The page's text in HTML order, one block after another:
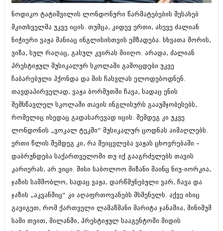
ავტორჩევები
ბელადები
ბიზნესსიახლეები
გვარები
თემიდას სასწორი
იუმორი
ჰოროსკოპი და შეუცნობელი
კრიმინალი
რომანი და დეტექტივი
სახალისო ამბები
შოუბიზნესი
გვარები
თემიდას სასწორი
იუმორი
კალეიდოსკოპი
ჰოროსკოპი და შეუცნობელი
კრიმინალი
რომანი და დეტექტივი
სახალისო ამბები
შოუბიზნესი
დაიჯესტი
ქალი და მამაკაცი
ნოდიკო ტატიშვილის ლონდონური წარმატებების შესახებ
მკითხველმა უკვე იცის. თუმცა, კიდევ ერთი, ასევე ძალიან
ნიჭიერი ვაჟა მანიაც ინგლისისთვის ემზადება. სხვათა შორის,
ვიზა, სულ რაღაც, გასულ კვირას მიიღო. არადა, ძალიან
პრესტიჟულ მუსიკალურ სკოლაში გამოცდები უკვე
ჩაბარებული ჰქონდა და მის ჩასვლას ელოდებოდნენ.
თავდაპირველად, ვაჟა ბორმუთში ჩავა, სადაც ენის
შემსწავლელ სკოლაში თავის ინგლისურს გააუმჯობესებს,
რომელიც ისედაც გადასარევად იცის. შემდეგ კი უკვე
ლონდონის „ვოკალ ტეკში“ მუსიკალურ ცოდნას აიმაღლებს.
ერთი წლის შემდეგ კი, რა შეიცვლება ვაჟას ცხოვრებაში –
დაბრუნდება საქართველოში თუ იქ გააგრძელებს თავის
კარიერას, არ ვიცი. მისი საბოლოო მიზანი მაინც ნიუ-იორკია,
ჯაზის სამშობლო, სადაც ვაჟა, დარწმუნებული ვარ, ჩავა და
ჯაზის „აკვანშიც“ კი აღაფრთოვანებს მსმენელს. აქვე ისიც
გავიგეთ, რომ ქართველი ლამაზმანი მარიტა ჯანაშია, მინიმუმ
სამი თვით, მილანში, პრესტიჟულ სააგენტოში მიდის